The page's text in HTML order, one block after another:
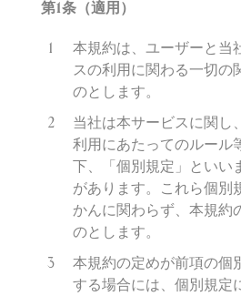
第1条（適用）
本規約は、ユーザーと当
スの利用に関わる一切の
のとします。
当社は本サービスに関し
利用にあたってのルール
下、「個別規定」といい
があります。これら個別
かんに関わらず、本規約
のとします。
本規約の定めが前項の個
する場合には、個別規定